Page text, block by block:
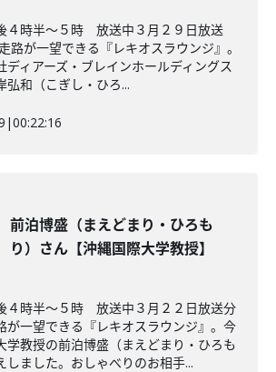
時半～５時 放送中３月２９日放送
路が一望できる『レキオスラウンジ』。
ディアーズ・ブレインホールディングス
弘和（こぎし・ひろ...
|00:22:16
前泊博盛（まえどまり・ひろも
り）さん【沖縄国際大学教授】
時半～５時 放送中３月２２日放送分
が一望できる『レキオスラウンジ』。今
学教授の前泊博盛（まえどまり・ひろも
しました。おしゃべりのお相手...